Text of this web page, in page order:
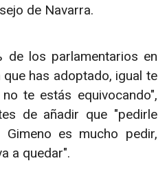
de Navarra.
de los parlamentarios en
has adoptado, igual te
te estás equivocando",
de añadir que "pedirle
es mucho pedir,
a quedar".